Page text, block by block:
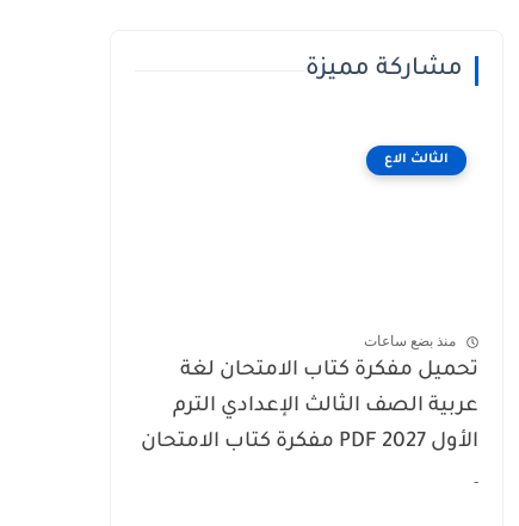
مشاركة مميزة
الثالث الاع
منذ بضع ساعات
تحميل مفكرة كتاب الامتحان لغة
عربية الصف الثالث الإعدادي الترم
الأول 2027 PDF مفكرة كتاب الامتحان
عربى تالتة إعدادي-